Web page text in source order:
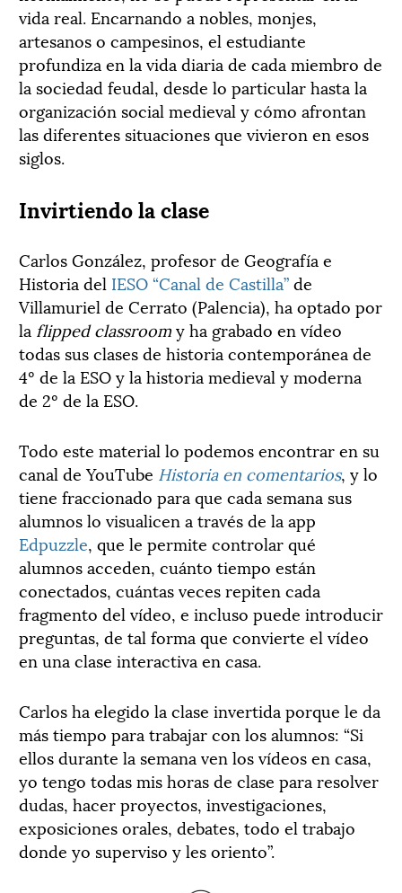
vida real. Encarnando a nobles, monjes,
artesanos o campesinos, el estudiante
profundiza en la vida diaria de cada miembro de
la sociedad feudal, desde lo particular hasta la
organización social medieval y cómo afrontan
las diferentes situaciones que vivieron en esos
siglos.
Invirtiendo la clase
Carlos González, profesor de Geografía e
Historia del IESO “Canal de Castilla”de
Villamuriel de Cerrato (Palencia), ha optado por
la flipped classroomy ha grabado en vídeo
todas sus clases de historia contemporánea de
4º de la ESO y la historia medieval y moderna
de 2º de la ESO.
Todo este material lo podemos encontrar en su
canal de YouTube Historia en comentarios, y lo
tiene fraccionado para que cada semana sus
alumnos lo visualicen a través de la app
Edpuzzle, que le permite controlar qué
alumnos acceden, cuánto tiempo están
conectados, cuántas veces repiten cada
fragmento del vídeo, e incluso puede introducir
preguntas, de tal forma que convierte el vídeo
en una clase interactiva en casa.
Carlos ha elegido la clase invertida porque le da
más tiempo para trabajar con los alumnos: “Si
ellos durante la semana ven los vídeos en casa,
yo tengo todas mis horas de clase para resolver
dudas, hacer proyectos, investigaciones,
exposiciones orales, debates, todo el trabajo
donde yo superviso y les oriento”.